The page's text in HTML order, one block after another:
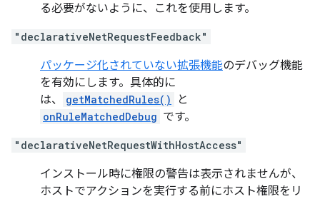
る必要がないように、これを使用します。
"declarativeNetRequestFeedback"
パッケージ化されていない拡張機能のデバッグ機能
を有効にします。具体的に
は、
getMatchedRules() と
onRuleMatchedDebug です。
"declarativeNetRequestWithHostAccess"
インストール時に権限の警告は表示されませんが、
ホストでアクションを実行する前にホスト権限をリ